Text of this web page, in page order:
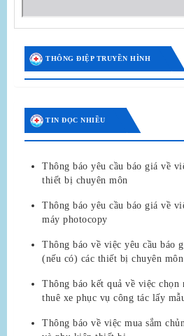
THÔNG ĐIỆP TRUYỀN HÌNH
TIN ĐỌC NHIỀU
Thông báo yêu cầu báo giá về
thiết bị chuyên môn
Thông báo yêu cầu báo giá về
máy photocopy
Thông báo về việc yêu cầu báo
(nếu có) các thiết bị chuyên môn
Thông báo kết quả về việc chọn
thuê xe phục vụ công tác lấy
Thông báo về việc mua sắm